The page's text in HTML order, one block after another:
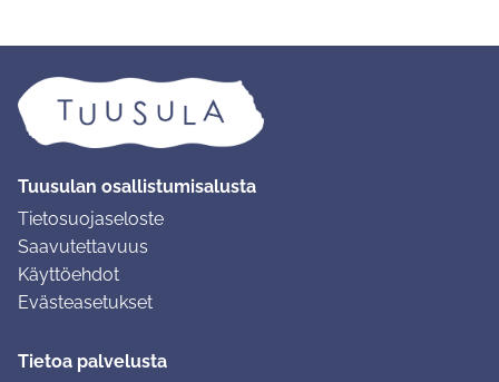
Tuusulan osallistumisalusta
Tietosuojaseloste
Saavutettavuus
Käyttöehdot
Evästeasetukset
Tietoa palvelusta